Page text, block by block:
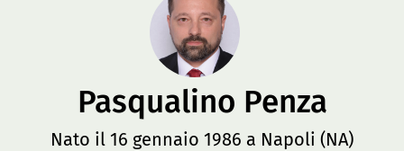
Pasqualino Penza
Nato il 16 gennaio 1986 a Napoli (NA)